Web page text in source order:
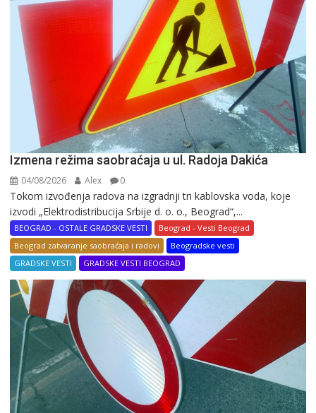
Izmena režima saobraćaja u ul. Radoja Dakića
04/08/2026 Alex 0
Tokom izvođenja radova na izgradnji tri kablovska voda, koje
izvodi „Elektrodistribucija Srbije d. o. o., Beograd“,...
BEOGRAD - OSTALE GRADSKE VESTI
Beograd - Vesti Beograd
Beograd zatvaranje saobraćaja i radovi
Beogradske vesti
GRADSKE VESTI
GRADSKE VESTI BEOGRAD